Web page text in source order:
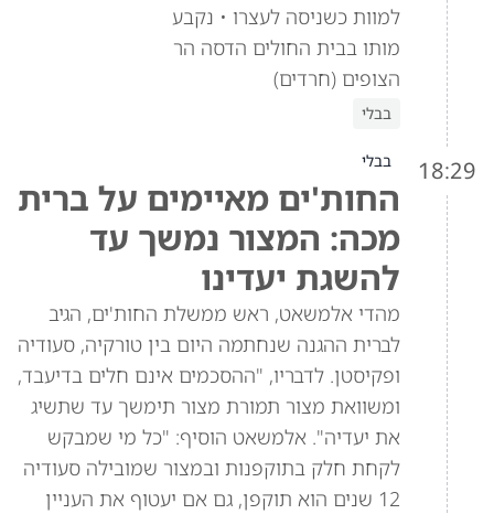
למוות כשניסה לעצרו • נקבע
מותו בבית החולים הדסה הר
הצופים (חרדים)
בבלי
18:29 בבלי
החות'ים מאיימים על ברית
מכה: המצור נמשך עד
להשגת יעדינו
מהדי אלמשאט, ראש ממשלת החות'ים, הגיב
לברית ההגנה שנחתמה היום בין טורקיה, סעודיה
ופקיסטן. לדבריו, "ההסכמים אינם חלים בדיעבד,
ומשוואת מצור תמורת מצור תימשך עד שתשיג
את יעדיה". אלמשאט הוסיף: "כל מי שמבקש
לקחת חלק בתוקפנות ובמצור שמובילה סעודיה
12 שנים הוא תוקפן, גם אם יעטוף את העניין